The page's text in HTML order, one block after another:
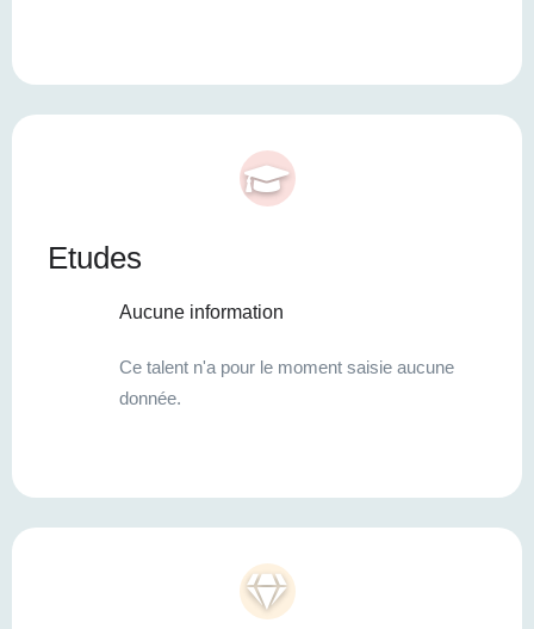
Etudes
Aucune information
Ce talent n'a pour le moment saisie aucune
donnée.